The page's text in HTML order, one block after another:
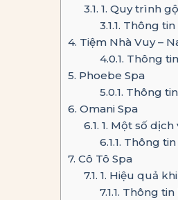
3.1. 1. Quy trình
3.1.1. Thông tin
4. Tiệm Nhà Vuy –
4.0.1. Thông
5. Phoebe Spa
5.0.1. Thông
6. Omani Spa
6.1. 1. Một số
6.1.1. Thông tin
7. Cô Tô Spa
7.1. 1. Hiệu quả
7.1.1. Thông tin